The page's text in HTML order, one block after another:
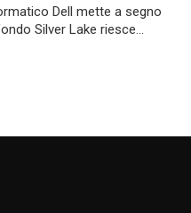
Dell mette a segno
Silver Lake riesce...